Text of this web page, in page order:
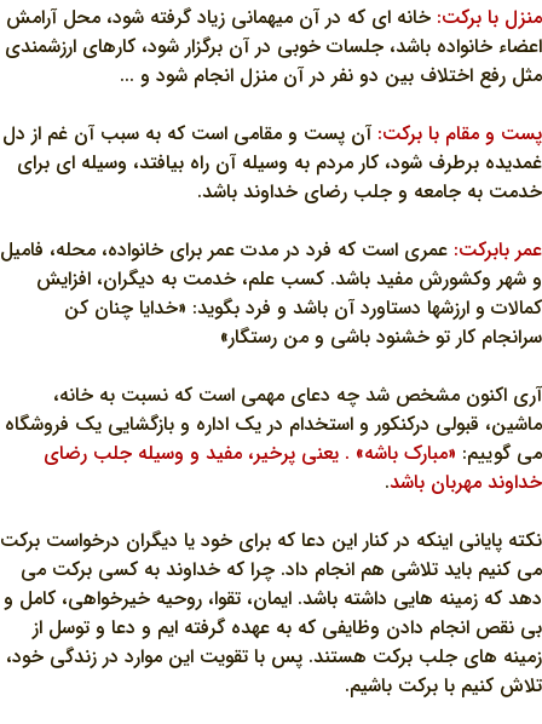
منزل با برکت: خانه اي که در آن ميهماني زياد گرفته شود، محل آرامش
اعضاء خانواده باشد، جلسات خوبي در آن برگزار شود، کارهاي ارزشمندي
مثل رفع اختلاف بين دو نفر در آن منزل انجام شود و ...
پست و مقام با برکت: آن پست و مقامي است که به سبب آن غم از دل
غمديده برطرف شود، کار مردم به وسيله آن راه بيافتد، وسيله اي براي
خدمت به جامعه و جلب رضاي خداوند باشد.
عمر بابرکت: عمري است که فرد در مدت عمر براي خانواده، محله، فاميل
و شهر وکشورش مفيد باشد. کسب علم، خدمت به ديگران، افزايش
کمالات و ارزشها دستاورد آن باشد و فرد بگويد: «خدايا چنان کن
سرانجام کار تو خشنود باشي و من رستگار»
آري اکنون مشخص شد چه دعاي مهمي است که نسبت به خانه،
ماشين، قبولي درکنکور و استخدام در يک اداره و بازگشايي يک فروشگاه
مي گوييم: «مبارک باشه» . يعني پرخير، مفيد و وسيله جلب رضاي
خداوند مهربان باشد.
نکته پاياني اينکه در کنار اين دعا که براي خود يا ديگران درخواست برکت
مي کنيم بايد تلاشي هم انجام داد. چرا که خداوند به کسي برکت مي
دهد که زمينه هايي داشته باشد. ايمان، تقوا، روحيه خيرخواهي، کامل و
بي نقص انجام دادن وظايفي که به عهده گرفته ايم و دعا و توسل از
زمينه هاي جلب برکت هستند. پس با تقويت اين موارد در زندگي خود،
تلاش کنيم با برکت باشيم.